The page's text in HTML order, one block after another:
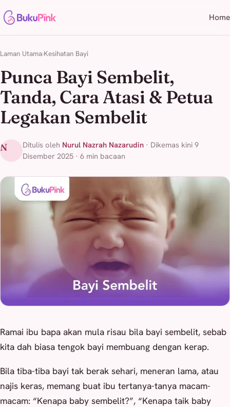
Home
Laman Utama Kesihatan Bayi
Punca Bayi Sembelit,
Tanda, Cara Atasi & Petua
Legakan Sembelit
N Ditulis oleh Nurul Nazrah Nazarudin · Dikemas kini 9
Disember 2025 · 6 min bacaan
Ramai ibu bapa akan mula risau bila bayi sembelit, sebab
kita dah biasa tengok bayi membuang dengan kerap.
Bila tiba-tiba bayi tak berak sehari, meneran lama, atau
najis keras, memang buat ibu tertanya-tanya macam-
macam: “Kenapa baby sembelit?”, “Kenapa taik baby